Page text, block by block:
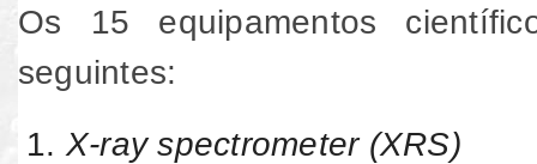
Os 15 equipamentos
seguintes:
X-ray spectrometer (XRS)